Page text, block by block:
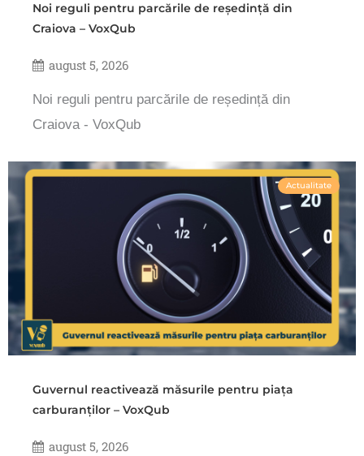
Noi reguli pentru parcările de reședință din
Craiova – VoxQub
august 5, 2026
Noi reguli pentru parcările de reședință din
Craiova - VoxQub
Actualitate
Guvernul reactivează măsurile pentru piața
carburanților – VoxQub
august 5, 2026